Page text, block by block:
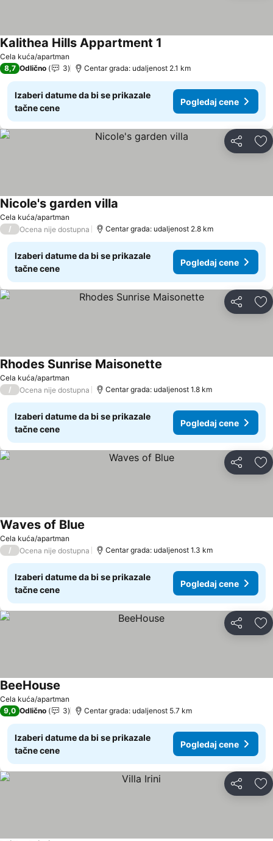
Cela kuća/apartman
Kalithea Hills Appartment 1
8,7 Odlično 3 Centar grada: udaljenost 2.1 km
Izaberi datume da bi se prikazale
tačne cene
Pogledaj cene
Deli
Cela kuća/apartman
Nicole's garden villa
/ Ocena nije dostupna Centar grada: udaljenost 2.8 km
Izaberi datume da bi se prikazale
tačne cene
Pogledaj cene
Deli
Cela kuća/apartman
Rhodes Sunrise Maisonette
/ Ocena nije dostupna Centar grada: udaljenost 1.8 km
Izaberi datume da bi se prikazale
tačne cene
Pogledaj cene
Deli
Cela kuća/apartman
Waves of Blue
/ Ocena nije dostupna Centar grada: udaljenost 1.3 km
Izaberi datume da bi se prikazale
tačne cene
Pogledaj cene
Deli
Cela kuća/apartman
BeeHouse
9,0 Odlično 3 Centar grada: udaljenost 5.7 km
Izaberi datume da bi se prikazale
tačne cene
Pogledaj cene
Deli